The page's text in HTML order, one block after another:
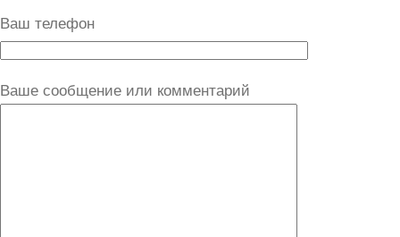
Ваш телефон
Ваше сообщение или комментарий